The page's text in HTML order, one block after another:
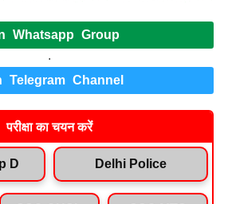
Whatsapp Group
.
Telegram Channel
परीक्षा का चयन करें
D Delhi Police